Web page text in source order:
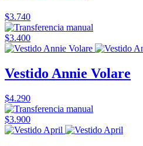
$3.740
$3.400
Vestido Annie Volare
$4.290
$3.900